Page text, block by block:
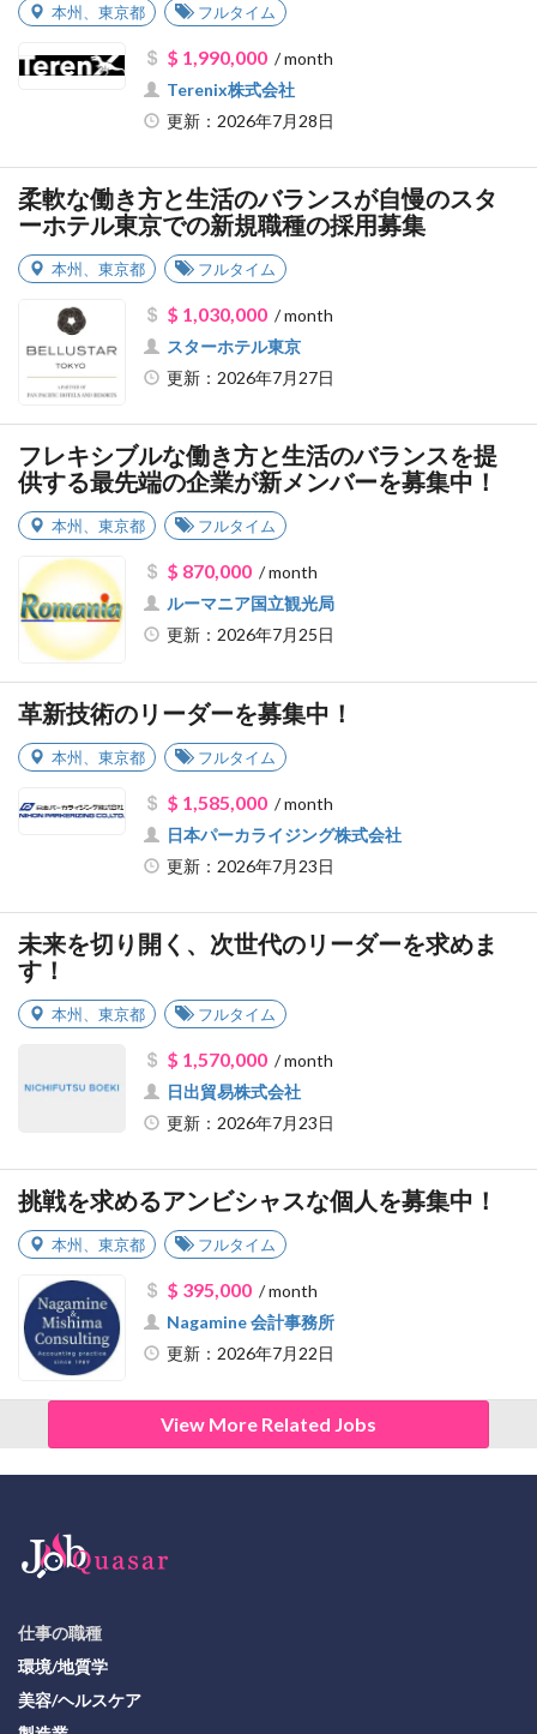
本州 東京都 フルタイム
$ 1,990,000/ month
Terenix株式会社
更新：2026年7月28日
柔軟な働き方と生活のバランスが自慢のスタ
ーホテル東京での新規職種の採用募集
本州 東京都 フルタイム
$ 1,030,000/ month
スターホテル東京
更新：2026年7月27日
フレキシブルな働き方と生活のバランスを提
供する最先端の企業が新メンバーを募集中！
本州 東京都 フルタイム
$ 870,000/ month
ルーマニア国立観光局
更新：2026年7月25日
革新技術のリーダーを募集中！
本州 東京都 フルタイム
$ 1,585,000/ month
日本パーカライジング株式会社
更新：2026年7月23日
未来を切り開く、次世代のリーダーを求めま
す！
本州 東京都 フルタイム
$ 1,570,000/ month
日出貿易株式会社
更新：2026年7月23日
挑戦を求めるアンビシャスな個人を募集中！
本州 東京都 フルタイム
$ 395,000/ month
Nagamine 会計事務所
更新：2026年7月22日
View More Related Jobs
仕事の職種
環境/地質学
美容/ヘルスケア